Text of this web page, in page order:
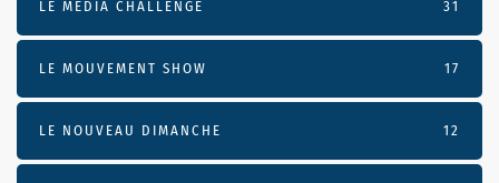
LE MÉDIA CHALLENGE 31
LE MOUVEMENT SHOW 17
LE NOUVEAU DIMANCHE 12